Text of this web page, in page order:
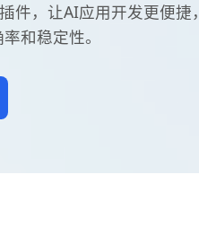
件，让AI应用开发更便
和稳定性。